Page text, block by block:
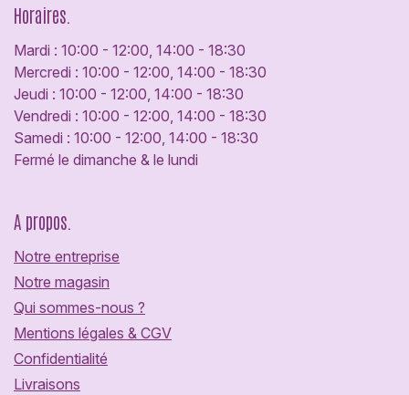
Horaires.
Mardi : 10:00 - 12:00, 14:00 - 18:30
Mercredi : 10:00 - 12:00, 14:00 - 18:30
Jeudi : 10:00 - 12:00, 14:00 - 18:30
Vendredi : 10:00 - 12:00, 14:00 - 18:30
Samedi : 10:00 - 12:00, 14:00 - 18:30
Fermé le dimanche & le lundi
A propos.
Notre entreprise
Notre magasin
Qui sommes-nous ?
Mentions légales & CGV
Confidentialité
Livraisons